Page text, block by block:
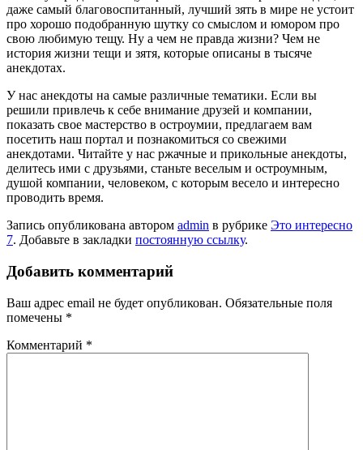
даже самый благовоспитанный, лучший зять в мире не устоит
про хорошо подобранную шутку со смыслом и юмором про
свою любимую тещу. Ну а чем не правда жизни? Чем не
история жизни тещи и зятя, которые описаны в тысяче
анекдотах.
У нас анекдоты на самые различные тематики. Если вы
решили привлечь к себе внимание друзей и компании,
показать свое мастерство в остроумии, предлагаем вам
посетить наш портал и познакомиться со свежими
анекдотами. Читайте у нас ржачные и прикольные анекдоты,
делитесь ими с друзьями, станьте веселым и остроумным,
душой компании, человеком, с которым весело и интересно
проводить время.
Запись опубликована автором admin в рубрике Это интересно
7. Добавьте в закладки постоянную ссылку.
Добавить комментарий
Ваш адрес email не будет опубликован. Обязательные поля
помечены *
Комментарий *